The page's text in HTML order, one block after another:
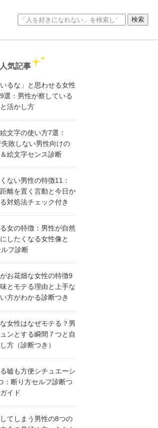
気記事
いるな」と思わせる女性
選：男性が察している
活かし方
文字の使い方7選：
失敗しない男性向けの
絵文字センス診断
ない男性の特徴11：
離を置く言動と今日か
対処法チェック付き
女の特徴：男性が自然
したくなる女性像と
フ診断
お花畑な女性の特徴9
とモテる理由と上手な
方がわかる診断つき
女性はなぜモテる？男
ンとする瞬間７つと自
方（診断つき）
嘘も方便シチュエーシ
：断り方セルフ診断つ
イド
てしまう男性の8つの